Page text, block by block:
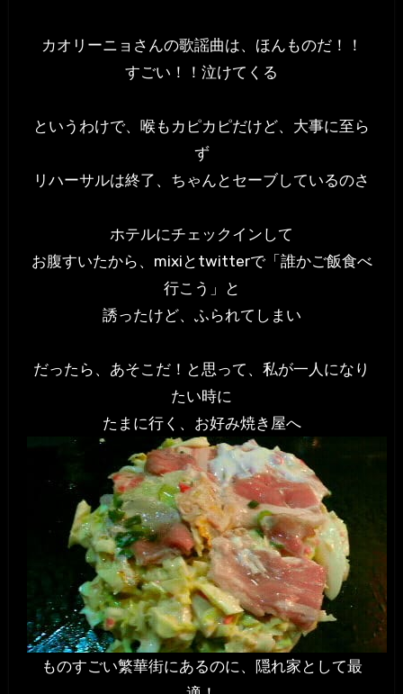
カオリーニョさんの歌謡曲は、ほんものだ！！
すごい！！泣けてくる
というわけで、喉もカピカピだけど、大事に至ら
ず
リハーサルは終了、ちゃんとセーブしているのさ
ホテルにチェックインして
お腹すいたから、mixiとtwitterで「誰かご飯食べ
行こう」と
誘ったけど、ふられてしまい
だったら、あそこだ！と思って、私が一人になり
たい時に
たまに行く、お好み焼き屋へ
ものすごい繁華街にあるのに、隠れ家として最